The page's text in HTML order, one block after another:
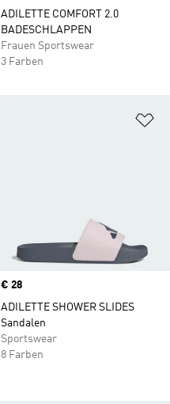
ADILETTE COMFORT 2.0
BADESCHLAPPEN
Frauen Sportswear
3 Farben
Price
€ 28
ADILETTE SHOWER SLIDES
Sandalen
Sportswear
8 Farben